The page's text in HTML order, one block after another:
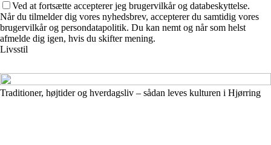
Ved at fortsætte accepterer jeg brugervilkår og databeskyttelse.
Når du tilmelder dig vores nyhedsbrev, accepterer du samtidig vores
brugervilkår og persondatapolitik. Du kan nemt og når som helst
afmelde dig igen, hvis du skifter mening.
Livsstil
Traditioner, højtider og hverdagsliv – sådan leves kulturen i Hjørring